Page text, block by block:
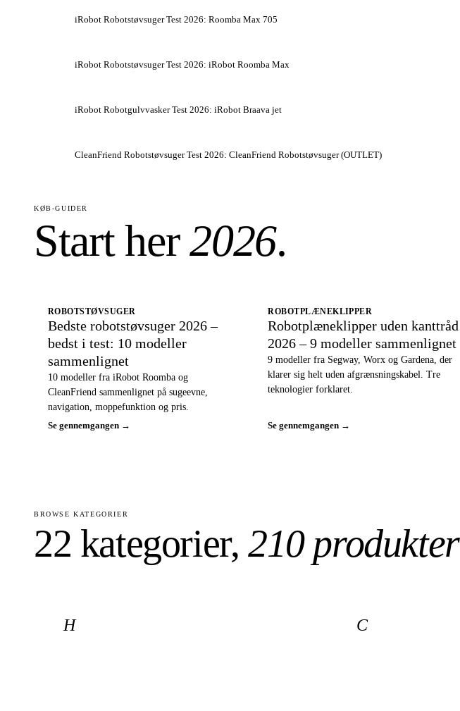
iRobot Robotstøvsuger Test 2026: Roomba Max 705
iRobot Robotstøvsuger Test 2026: iRobot Roomba Max
iRobot Robotgulvvasker Test 2026: iRobot Braava jet
CleanFriend Robotstøvsuger Test 2026: CleanFriend Robotstøvsuger (OUTLET)
KØB-GUIDER
Start her2026.
ROBOTSTØVSUGER
Bedste robotstøvsuger 2026 –
bedst i test: 10 modeller
sammenlignet
10 modeller fra iRobot Roomba og
CleanFriend sammenlignet på sugeevne,
navigation, moppefunktion og pris.
Se gennemgangen →
ROBOTPLÆNEKLIPPER
Robotplæneklipper uden kanttråd
2026 – 9 modeller sammenlignet
9 modeller fra Segway, Worx og Gardena, der
klarer sig helt uden afgrænsningskabel. Tre
teknologier forklaret.
Se gennemgangen →
BROWSE KATEGORIER
22 kategorier, 210 produkter
H C